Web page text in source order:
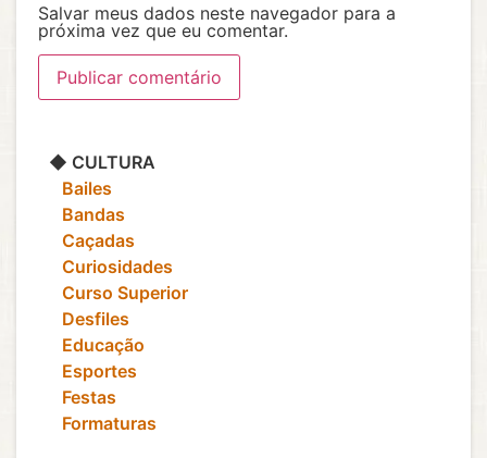
Salvar meus dados neste navegador para a
próxima vez que eu comentar.
◆ CULTURA
‎ ‎ ‎ Bailes
‎ ‎ ‎ Bandas
‎ ‎ ‎ Caçadas
‎ ‎ ‎ Curiosidades
‎ ‎ ‎ Curso Superior
‎ ‎ ‎ Desfiles
‎ ‎ ‎ Educação
‎ ‎ ‎ Esportes
‎ ‎ ‎ Festas
‎ ‎ ‎ Formaturas